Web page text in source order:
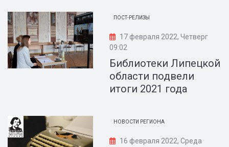
ПОСТ-РЕЛИЗЫ
17 февраля 2022, Четверг
09:02
Библиотеки Липецкой
области подвели
итоги 2021 года
НОВОСТИ РЕГИОНА
16 февраля 2022, Среда